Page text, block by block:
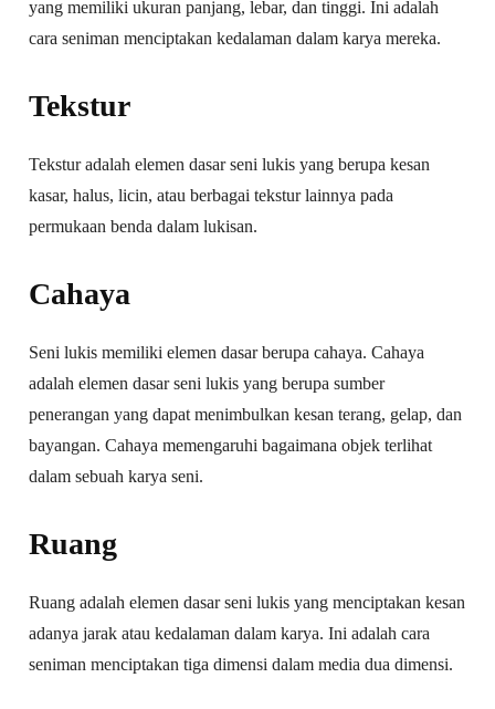
yang memiliki ukuran panjang, lebar, dan tinggi. Ini adalah
cara seniman menciptakan kedalaman dalam karya mereka.
Tekstur
Tekstur adalah elemen dasar seni lukis yang berupa kesan
kasar, halus, licin, atau berbagai tekstur lainnya pada
permukaan benda dalam lukisan.
Cahaya
Seni lukis memiliki elemen dasar berupa cahaya. Cahaya
adalah elemen dasar seni lukis yang berupa sumber
penerangan yang dapat menimbulkan kesan terang, gelap, dan
bayangan. Cahaya memengaruhi bagaimana objek terlihat
dalam sebuah karya seni.
Ruang
Ruang adalah elemen dasar seni lukis yang menciptakan kesan
adanya jarak atau kedalaman dalam karya. Ini adalah cara
seniman menciptakan tiga dimensi dalam media dua dimensi.